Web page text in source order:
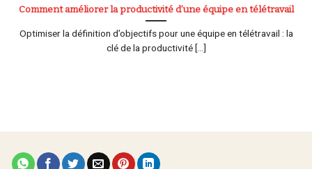
Comment améliorer la productivité d’une équipe en télétravail
Optimiser la définition d’objectifs pour une équipe en télétravail : la
clé de la productivité [...]